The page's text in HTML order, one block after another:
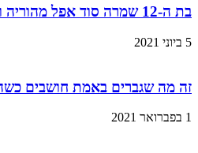
בת ה-12 שמרה סוד אפל מהוריה וזה נגמר רע מאוד
5 ביוני 2021
זה מה שגברים באמת חושבים
1 בפברואר 2021